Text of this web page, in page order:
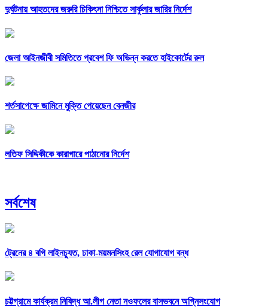
দুর্ঘটনায় আহতদের জরুরি চিকিৎসা নিশ্চিতে সার্কুলার জারির নির্দেশ
জেলা আইনজীবী সমিতিতে প্রবেশ ফি অভিন্ন করতে হাইকোর্টের রুল
শর্তসাপেক্ষে জামিনে মুক্তি পেয়েছেন বেনজীর
লতিফ সিদ্দিকীকে কারাগারে পাঠানোর নির্দেশ
সর্বশেষ
ট্রেনের ৪ বগি লাইনচ্যুত, ঢাকা-ময়মনসিংহ রেল যোগাযোগ বন্ধ
চট্টগ্রামে কার্যক্রম নিষিদ্ধ আ.লীগ নেতা নওফলের বাসভবনে অগ্নিসংযোগ